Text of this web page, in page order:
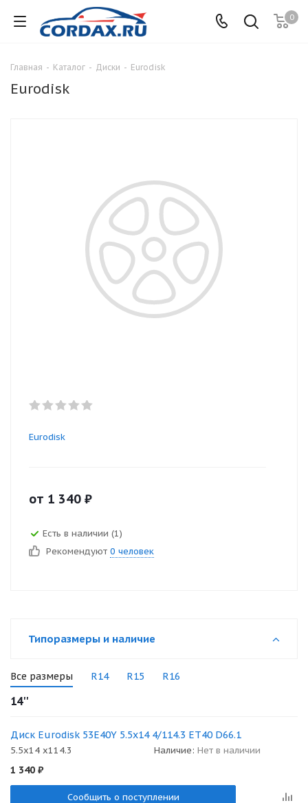
0
Главная - Каталог - Диски - Eurodisk
Eurodisk
Eurodisk
от 1 340 ₽
Есть в наличии (1)
Рекомендуют 0 человек
Типоразмеры и наличие
Все размеры R14 R15 R16
14''
Диск Eurodisk 53E40Y 5.5x14 4/114.3 ET40 D66.1
5.5x14 x114.3 Наличие: Нет в наличии
1 340 ₽
Сообщить о поступлении